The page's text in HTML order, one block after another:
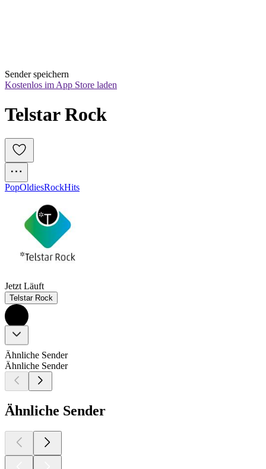
Sender speichern
Kostenlos im App Store laden
Telstar Rock
PopOldiesRockHits
Jetzt Läuft
Telstar Rock
Ähnliche Sender
Ähnliche Sender
Ähnliche Sender